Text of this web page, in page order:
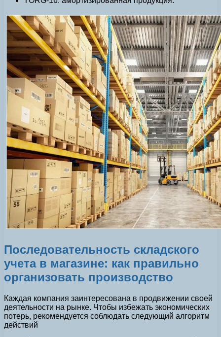
Последовательность складского
учета в магазине: как правильно
организовать производство
Каждая компания заинтересована в продвижении своей
деятельности на рынке. Чтобы избежать экономических
потерь, рекомендуется соблюдать следующий алгоритм
действий